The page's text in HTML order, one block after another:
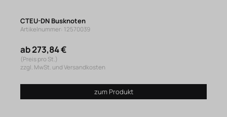
CTEU-DN Busknoten
Artikelnummer: 12570039
ab 273,84 €
(Preis pro St.)
zzgl. MwSt. und Versandkosten
zum Produkt